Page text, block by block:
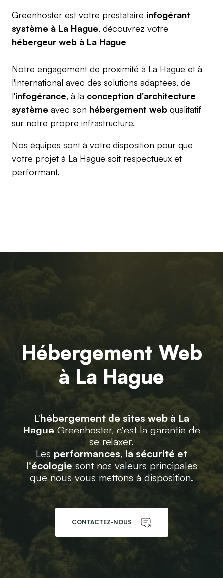
Greenhoster est votre prestataire infogérant
système à La Hague, découvrez votre
hébergeur web à La Hague
Notre engagement de proximité à La Hague et à
l'international avec des solutions adaptées, de
l'infogérance, à la conception d'architecture
système avec son hébergement web qualitatif
sur notre propre infrastructure.
Nos équipes sont à votre disposition pour que
votre projet à La Hague soit respectueux et
performant.
Hébergement Web
à La Hague
L'hébergement de sites web à La
Hague Greenhoster, c'est la garantie de
se relaxer.
Les performances, la sécurité et
l'écologie sont nos valeurs principales
que nous vous mettons à disposition.
CONTACTEZ-NOUS